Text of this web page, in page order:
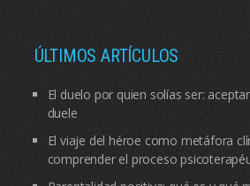
ÚLTIMOS ARTÍCULOS
El duelo por quien solías ser:
duele
El viaje del héroe como metáfora
comprender el proceso